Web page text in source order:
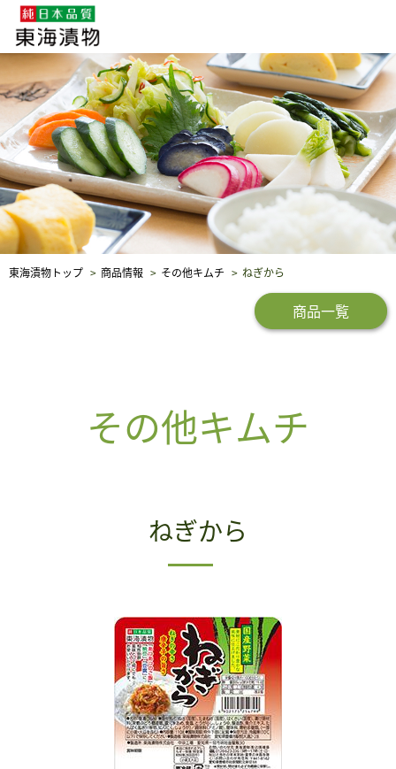
企業・採用情報 社会貢献 品質保証
東海漬物トップ 商品情報 その他キムチ ねぎから
商品一覧
その他キムチ
ねぎから